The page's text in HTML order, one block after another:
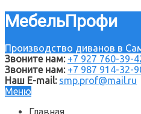
МебельПрофи
Производство диванов в
Звоните нам: +7 927 760-39-
Звоните нам: +7 987 914-32-
Наш E-mail: smp.prof@mail.ru
Меню
Главная